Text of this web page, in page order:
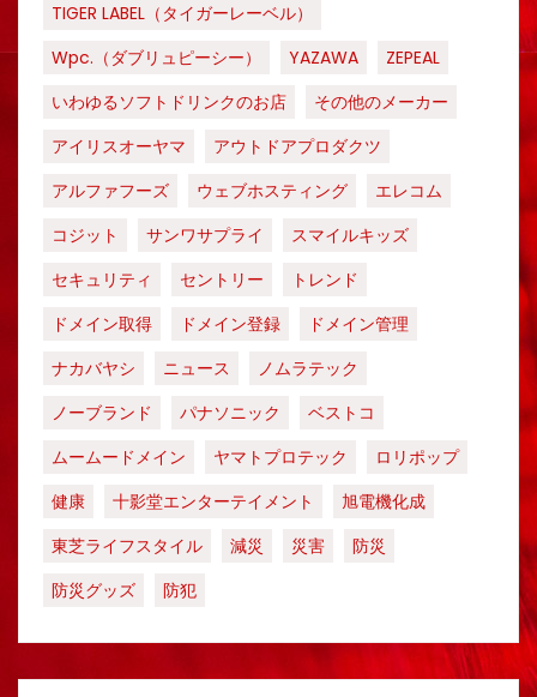
TIGER LABEL（タイガーレーベル）
Wpc.（ダブリュピーシー）
YAZAWA
ZEPEAL
いわゆるソフトドリンクのお店
その他のメーカー
アイリスオーヤマ
アウトドアプロダクツ
アルファフーズ
ウェブホスティング
エレコム
コジット
サンワサプライ
スマイルキッズ
セキュリティ
セントリー
トレンド
ドメイン取得
ドメイン登録
ドメイン管理
ナカバヤシ
ニュース
ノムラテック
ノーブランド
パナソニック
ベストコ
ムームードメイン
ヤマトプロテック
ロリポップ
健康
十影堂エンターテイメント
旭電機化成
東芝ライフスタイル
減災 災害
防災
防災グッズ
防犯